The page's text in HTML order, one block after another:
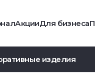
АкцииДля бизнеса
изделия